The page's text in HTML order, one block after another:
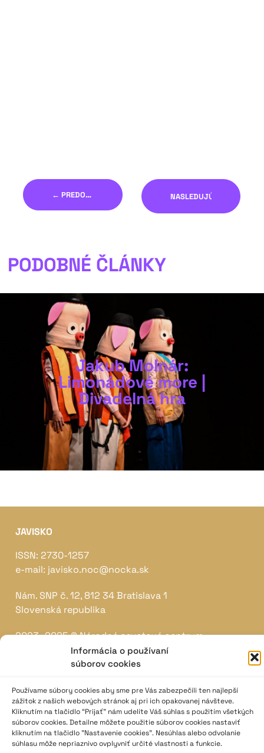
Informácia o používaní
súborov cookies
Používame súbory cookies aby sme pre Vás zabezpečili ten najlepší
zážitok z našich webových stránok aj pri ich opakovanej návšteve.
Kliknutím na tlačidlo “Prijať” nám udelíte Váš súhlas s použitím všetkých
súborov cookies. Detailne môžete použitie súborov cookies nastaviť
kliknutím na tlačidlo "Nastavenie cookies". Nesúhlas alebo odvolanie
súhlasu môže nepriaznivo ovplyvniť určité vlastnosti a funkcie.
← PREDOŠLÝ NASLEDUJÚCI →
PODOBNÉ ČLÁNKY
Jakub Molnár:
Limonádové more |
Divadelná hra
JAVISKO
ISSN: 2730-1257
e-mail: javisko.noc@nocka.sk
Nám. SNP č. 12, 812 34 Bratislava 1
Slovenská republika
2023–2025 ©Národné osvetové centrum
Všetky práva vyhradené.
Logofont byPeter Biľak.